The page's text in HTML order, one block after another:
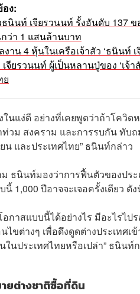
ง:
ธนินท์ เจียรวนนท์ รั้งอันดับ 137
ว่า 1 แสนล้านบาท
งาน 4 หุ้นในเครือเจ้าสัว ‘ธนินท์ เ
จียรวนนท์ ผู้เป็นหลานปู่ของ ‘เ
ย
นแง่ดี อย่างที่เคยพูดว่าถ้าโควิด
วม สงคราม และการรบกัน ทับ
ยน และประเทศไทย” ธนินท์กล่าว
ม ธนินท์มองว่าการฟื้นตัวของปร
นี้ 1,000 ปีอาจจะเจอครั้งเดียว
อกาสแบบนี้ได้อย่างไร มีอะไรไ
ไขต่างๆ เพื่อดึงดูดต่างประเทศ
นประเทศไทยหรือเปล่า” ธนินท์
ยต่างชาติซื้อที่ดิน